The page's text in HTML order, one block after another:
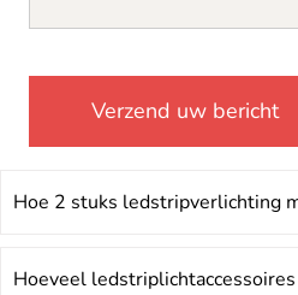
Hoe 2 stuks ledstripverlichting
Hoeveel